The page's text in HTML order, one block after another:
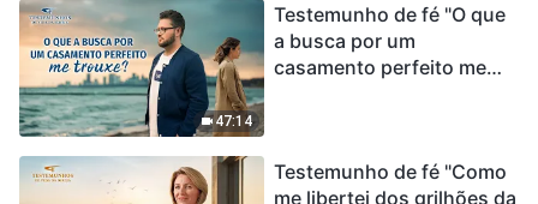
47:14
Testemunho de fé "O que
a busca por um
casamento perfeito me
Testemunho de fé "Como
me libertei dos grilhões da